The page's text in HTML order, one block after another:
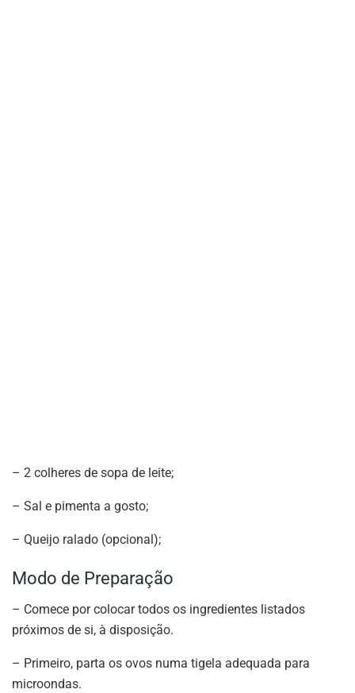
– 2 colheres de sopa de leite;
– Sal e pimenta a gosto;
– Queijo ralado (opcional);
Modo de Preparação
– Comece por colocar todos os ingredientes listados
próximos de si, à disposição.
– Primeiro, parta os ovos numa tigela adequada para
microondas.